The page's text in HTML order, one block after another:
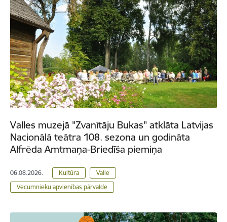
Valles muzejā "Zvanītāju Bukas" atklāta Latvijas
Nacionālā teātra 108. sezona un godināta
Alfrēda Amtmaņa-Briedīša piemiņa
06.08.2026. Kultūra
Valle
Vecumnieku apvienības pārvalde